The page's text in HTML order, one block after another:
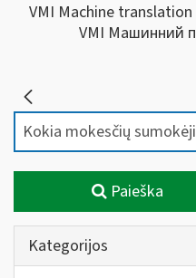
VMI Machine
VMI Машинний
Paieška
Kategorijos